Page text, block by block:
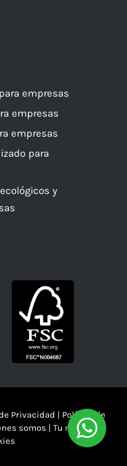
empresas
empresas
empresas
para
y
Privacidad | Política de
somos | Tu mandas!!